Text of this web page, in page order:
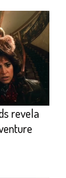
revela